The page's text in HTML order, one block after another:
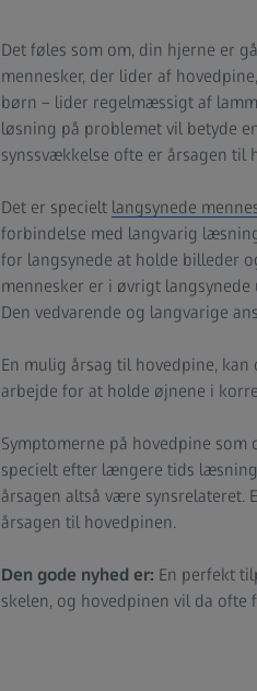
Det føles som om, din hjerne er
mennesker, der lider af
børn – lider regelmæssigt af
løsning på problemet vil betyde
synssvækkelse ofte er årsagen til
Det er specielt langsynede
forbindelse med langvarig
for langsynede at holde billeder
mennesker er i øvrigt
Den vedvarende og langvarige
En mulig årsag til hovedpine,
arbejde for at holde øjnene i
Symptomerne på hovedpine
specielt efter længere tids
årsagen altså være synsrelateret.
årsagen til hovedpinen.
Den gode nyhed er: En perfekt
skelen, og hovedpinen vil da ofte